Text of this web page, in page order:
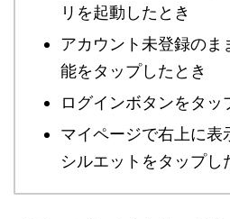
リを起動したとき
アカウント未登録のま
能をタップしたとき
ログインボタンをタッ
マイページで右上に表
シルエットをタップ